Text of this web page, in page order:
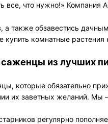
все, что нужно!»
также обзавестись
комнатные растения
из лучших
которые обязательно
их заветных желаний. Мы
регулярно